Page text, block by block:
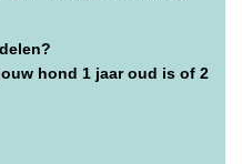
hond 1 jaar oud is of 2